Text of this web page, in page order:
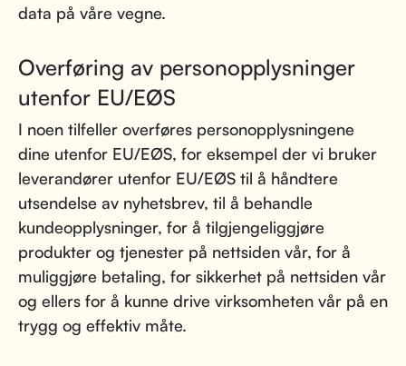
data på våre vegne.
Overføring av personopplysninger
utenfor EU/EØS
I noen tilfeller overføres personopplysningene
dine utenfor EU/EØS, for eksempel der vi bruker
leverandører utenfor EU/EØS til å håndtere
utsendelse av nyhetsbrev, til å behandle
kundeopplysninger, for å tilgjengeliggjøre
produkter og tjenester på nettsiden vår, for å
muliggjøre betaling, for sikkerhet på nettsiden vår
og ellers for å kunne drive virksomheten vår på en
trygg og effektiv måte.